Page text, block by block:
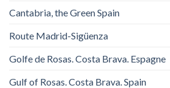
Cantabria, the Green Spain
Route Madrid-Sigüenza
Golfe de Rosas. Costa Brava. Espagne
Gulf of Rosas. Costa Brava. Spain